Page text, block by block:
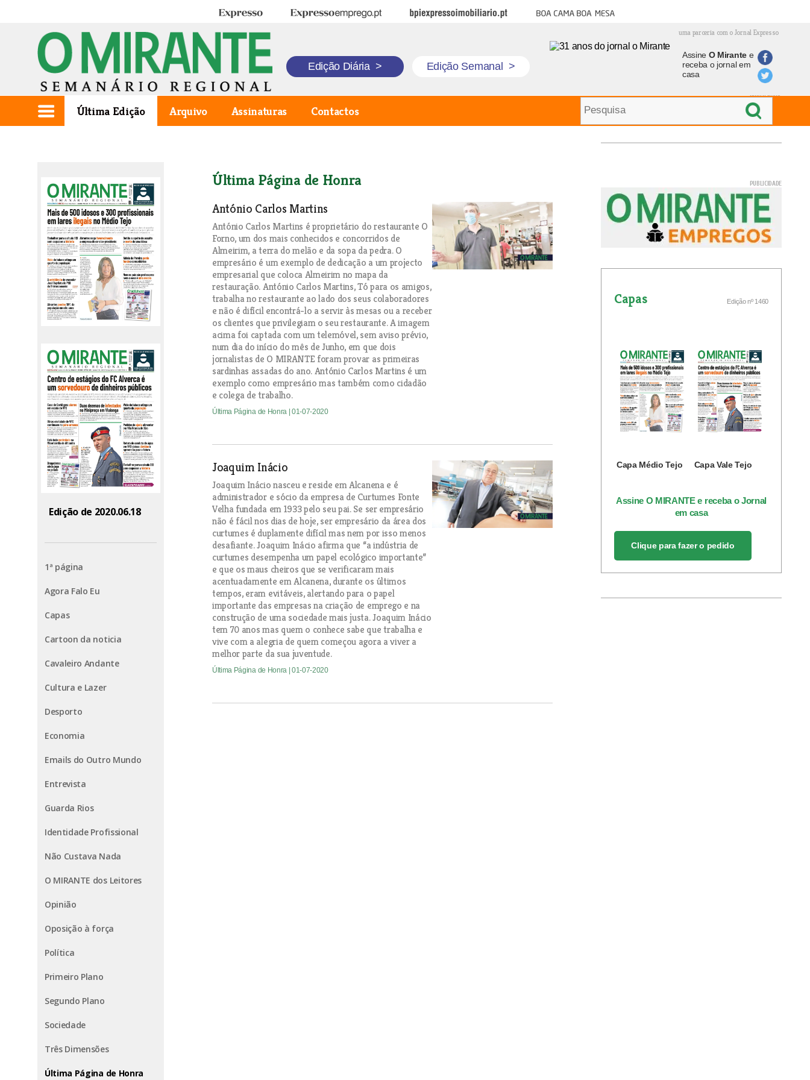
Expresso Expresso Emprego BPI Expresso Imobiliário Boa cama boa mesa
uma parceria com o Jornal Expresso
Edição Diária > Edição Semanal >
Assine O Mirantee
receba o jornal em
casa
Última Edição Arquivo Assinaturas Contactos
Edição de 2020.06.18
1ª página
Agora Falo Eu
Capas
Cartoon da noticia
Cavaleiro Andante
Cultura e Lazer
Desporto
Economia
Emails do Outro Mundo
Entrevista
Guarda Rios
Identidade Profissional
Não Custava Nada
O MIRANTE dos Leitores
Opinião
Oposição à força
Política
Primeiro Plano
Segundo Plano
Sociedade
Três Dimensões
Última Página de Honra
Última Página de Honra
António Carlos Martins
António Carlos Martins é proprietário do restaurante O
Forno, um dos mais conhecidos e concorridos de
Almeirim, a terra do melão e da sopa da pedra. O
empresário é um exemplo de dedicação a um projecto
empresarial que coloca Almeirim no mapa da
restauração. António Carlos Martins, Tó para os amigos,
trabalha no restaurante ao lado dos seus colaboradores
e não é difícil encontrá-lo a servir às mesas ou a receber
os clientes que privilegiam o seu restaurante. A imagem
acima foi captada com um telemóvel, sem aviso prévio,
num dia do início do mês de Junho, em que dois
jornalistas de O MIRANTE foram provar as primeiras
sardinhas assadas do ano. António Carlos Martins é um
exemplo como empresário mas também como cidadão
e colega de trabalho.
Última Página de Honra | 01-07-2020
Joaquim Inácio
Joaquim Inácio nasceu e reside em Alcanena e é
administrador e sócio da empresa de Curtumes Fonte
Velha fundada em 1933 pelo seu pai. Se ser empresário
não é fácil nos dias de hoje, ser empresário da área dos
curtumes é duplamente difícil mas nem por isso menos
desafiante. Joaquim Inácio afirma que “a indústria de
curtumes desempenha um papel ecológico importante”
e que os maus cheiros que se verificaram mais
acentuadamente em Alcanena, durante os últimos
tempos, eram evitáveis, alertando para o papel
importante das empresas na criação de emprego e na
construção de uma sociedade mais justa. Joaquim Inácio
tem 70 anos mas quem o conhece sabe que trabalha e
vive com a alegria de quem começou agora a viver a
melhor parte da sua juventude.
Última Página de Honra | 01-07-2020
Capas Edição nº 1460
Capa Médio Tejo Capa Vale Tejo
Assine O MIRANTE e receba o Jornal
em casa
Clique para fazer o pedido